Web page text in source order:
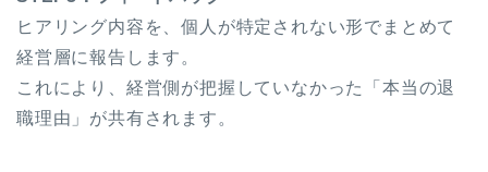
ヒアリング内容を、個人が特定されない形でまとめて
経営層に報告します。
これにより、経営側が把握していなかった「本当の退
職理由」が共有されます。